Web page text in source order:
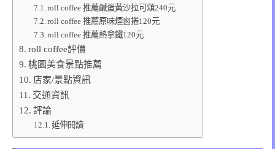
roll coffee 推薦鹹蛋黃沙拉可頌240元
roll coffee 推薦原味煙囪捲120元
roll coffee 推薦熱拿鐵120元
roll coffee評價
桃園美食景點推薦
店家/景點資訊
交通資訊
評論
延伸閱讀